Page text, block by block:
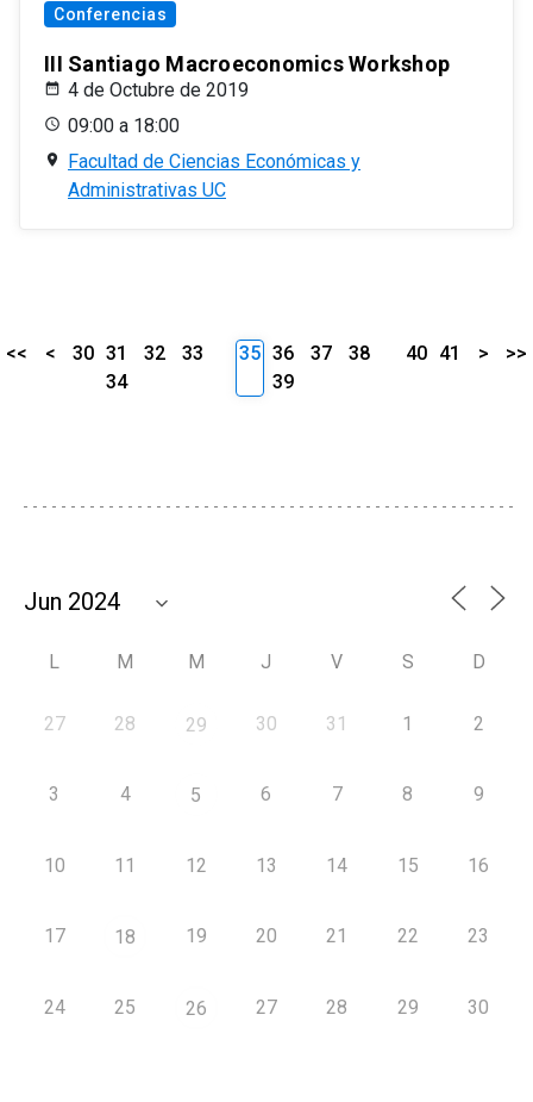
Conferencias
III Santiago Macroeconomics Workshop
4 de Octubre de 2019
09:00 a 18:00
Facultad de Ciencias Económicas y
Administrativas UC
<< < 30 31 32
33
34
35 36 37
38
39
40 41 > >>
L M M J V S D
27 28 29 30 31 1 2
3 4 5 6 7 8 9
10 11 12 13 14 15 16
17 18 19 20 21 22 23
24 25 26 27 28 29 30